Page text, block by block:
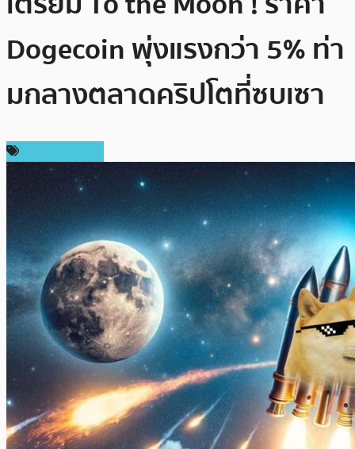
Dogecoin พุ่งแรงกว่า 5% ท่า
มกลางตลาดคริปโตที่ซบเซา